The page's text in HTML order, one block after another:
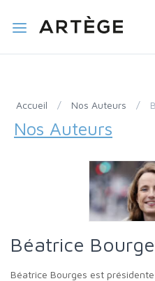
Accueil / Nos Auteurs /
Nos Auteurs
Béatrice
Béatrice Bourges est présidente de l’association pour la